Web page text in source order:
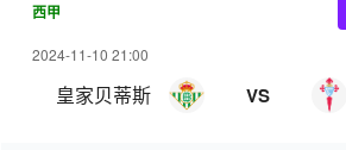
西甲
2024-11-10 21:00
皇家贝蒂斯 VS